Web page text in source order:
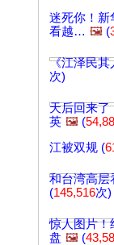
迷死你！新
看越… 🖼️ (
《江泽民其
次)
天后回来了
英 🖼️ (
江被双规 (
和台湾高层
(145,516次)
惊人图片！
盘 🖼️ (